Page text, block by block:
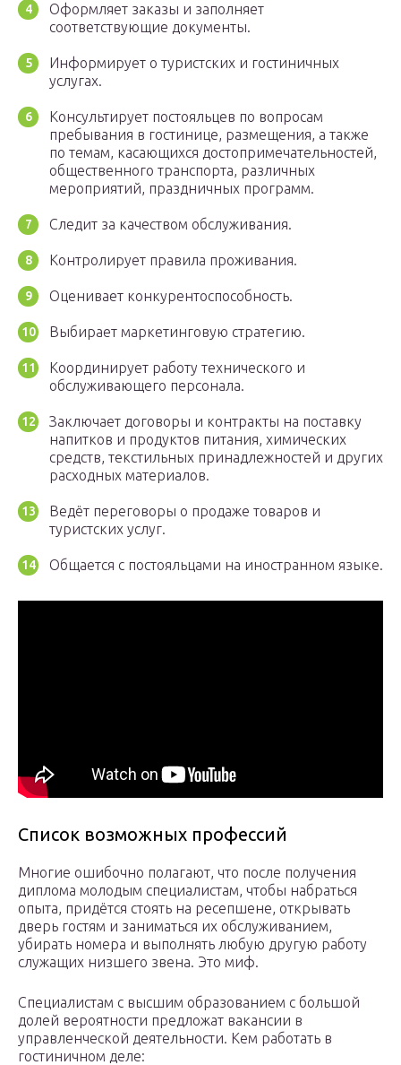
Оформляет заказы и заполняет
соответствующие документы.
Информирует о туристских и гостиничных
услугах.
Консультирует постояльцев по вопросам
пребывания в гостинице, размещения, а также
по темам, касающихся достопримечательностей,
общественного транспорта, различных
мероприятий, праздничных программ.
Следит за качеством обслуживания.
Контролирует правила проживания.
Оценивает конкурентоспособность.
Выбирает маркетинговую стратегию.
Координирует работу технического и
обслуживающего персонала.
Заключает договоры и контракты на поставку
напитков и продуктов питания, химических
средств, текстильных принадлежностей и других
расходных материалов.
Ведёт переговоры о продаже товаров и
туристских услуг.
Общается с постояльцами на иностранном языке.
Список возможных профессий
Многие ошибочно полагают, что после получения
диплома молодым специалистам, чтобы набраться
опыта, придётся стоять на ресепшене, открывать
дверь гостям и заниматься их обслуживанием,
убирать номера и выполнять любую другую работу
служащих низшего звена. Это миф.
Специалистам с высшим образованием с большой
долей вероятности предложат вакансии в
управленческой деятельности. Кем работать в
гостиничном деле: